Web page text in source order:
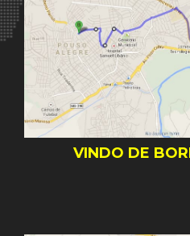
VINDO DE